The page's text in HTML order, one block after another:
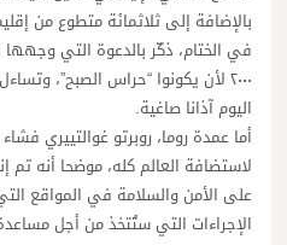
بالإضافة إلى ثلاثمائة متطوع من
في الختام، ذكّر بالدعوة التي وجهها
٢٠٠٠ لأن يكونوا “حراس الصبح”،
اليوم آذانا صاغية.
أما عمدة روما، روبرتو غوالتييري
لاستضافة العالم كله، موضحا أنه
على الأمن والسلامة في المواقع
الإجراءات التي ستُتخذ من أجل